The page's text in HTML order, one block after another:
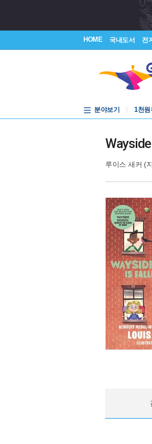
HOME 국내도서 전
분야보기
1천원
루이스 새커 (